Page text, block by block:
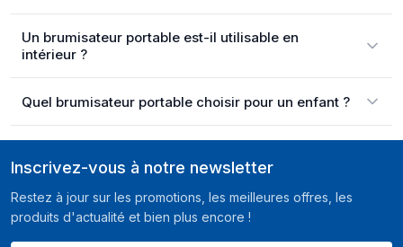
Un brumisateur portable est-il utilisable en
intérieur ?
Quel brumisateur portable choisir pour un enfant ?
Inscrivez-vous à notre newsletter
Restez à jour sur les promotions, les meilleures offres, les
produits d'actualité et bien plus encore !